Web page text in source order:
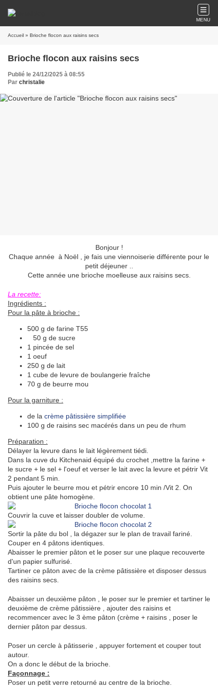
MENU
Accueil » Brioche flocon aux raisins secs
Brioche flocon aux raisins secs
Publié le 24/12/2025 à 08:55
Par christalie
Bonjour !
Chaque année à Noël , je fais une viennoiserie différente pour le
petit déjeuner ..
Cette année une brioche moelleuse aux raisins secs.
La recette:
Ingrédients :
Pour la pâte à brioche :
500 g de farine T55
50 g de sucre
1 pincée de sel
1 oeuf
250 g de lait
1 cube de levure de boulangerie fraîche
70 g de beurre mou
Pour la garniture :
de la crème pâtissière simplifiée
100 g de raisins sec macérés dans un peu de rhum
Préparation :
Délayer la levure dans le lait légèrement tiédi.
Dans la cuve du Kitchenaid équipé du crochet ,mettre la farine +
le sucre + le sel + l'oeuf et verser le lait avec la levure et pétrir Vit
2 pendant 5 min.
Puis ajouter le beurre mou et pétrir encore 10 min /Vit 2. On
obtient une pâte homogène.
Couvrir la cuve et laisser doubler de volume.
Sortir la pâte du bol , la dégazer sur le plan de travail fariné.
Couper en 4 pâtons identiques.
Abaisser le premier pâton et le poser sur une plaque recouverte
d'un papier sulfurisé.
Tartiner ce pâton avec de la crème pâtissière et disposer dessus
des raisins secs.
Abaisser un deuxième pâton , le poser sur le premier et tartiner le
deuxième de crème pâtissière , ajouter des raisins et
recommencer avec le 3 ème pâton (crème + raisins , poser le
dernier pâton par dessus.
Poser un cercle à pâtisserie , appuyer fortement et couper tout
autour.
On a donc le début de la brioche.
Façonnage :
Poser un petit verre retourné au centre de la brioche.